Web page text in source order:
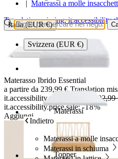
Indietro
Materassi
Materassi a molle
Materassi in schiuma
Topper
Italia (EUR €)
Svizzera (EUR €)
Materassi a molle
Translation missing:
Materasso Ibrido Essential
a partire da 239,99 € Translation
it.accessibility.price.original:
it.accessibility.price.sale:-18%
Aggiungi